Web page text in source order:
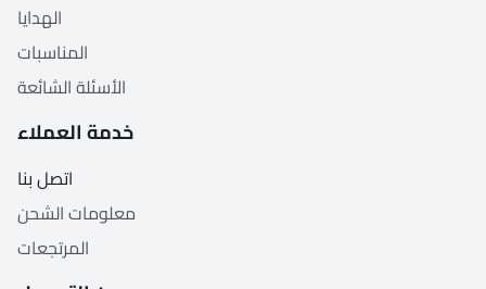
الهدايا
المناسبات
الأسئلة الشائعة
خدمة العملاء
اتصل بنا
معلومات الشحن
المرتجعات